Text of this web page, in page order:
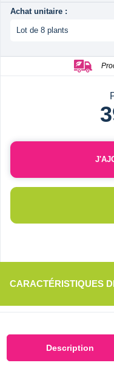
Achat unitaire :
Lot de 8 plants
CARACTÉRISTIQUES
Description